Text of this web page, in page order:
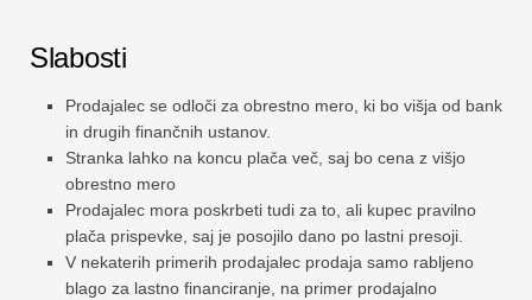
Slabosti
Prodajalec se odloči za obrestno mero, ki bo višja od bank
in drugih finančnih ustanov.
Stranka lahko na koncu plača več, saj bo cena z višjo
obrestno mero
Prodajalec mora poskrbeti tudi za to, ali kupec pravilno
plača prispevke, saj je posojilo dano po lastni presoji.
V nekaterih primerih prodajalec prodaja samo rabljeno
blago za lastno financiranje, na primer prodajalno